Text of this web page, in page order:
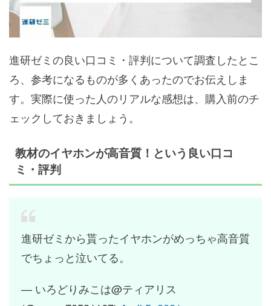
進研ゼミの良い口コミ・評判について調査したとこ
ろ、参考になるものが多くあったのでお伝えしま
す。実際に使った人のリアルな感想は、購入前のチ
ェックしておきましょう。
教材のイヤホンが高音質！という良い口コ
ミ・評判
進研ゼミから貰ったイヤホンがめっちゃ高音質
でちょっと泣いてる。
— いろどりみこは@ティアリス